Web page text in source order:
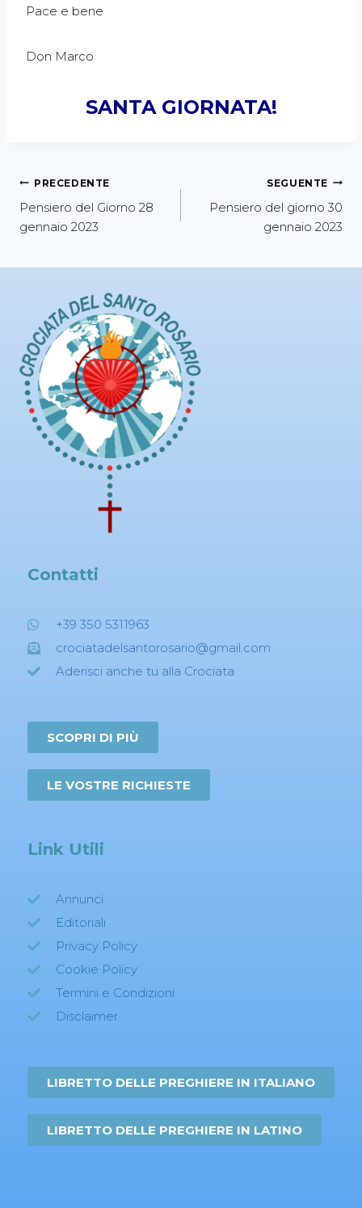
Pace e bene
Don Marco
SANTA GIORNATA!
PRECEDENTE
Pensiero del Giorno 28
gennaio 2023
SEGUENTE
Pensiero del giorno 30
gennaio 2023
Contatti
+39 350 5311963
crociatadelsantorosario@gmail.com
Aderisci anche tu alla Crociata
SCOPRI DI PIÙ
LE VOSTRE RICHIESTE
Link Utili
Annunci
Editoriali
Privacy Policy
Cookie Policy
Termini e Condizioni
Disclaimer
LIBRETTO DELLE PREGHIERE IN ITALIANO
LIBRETTO DELLE PREGHIERE IN LATINO